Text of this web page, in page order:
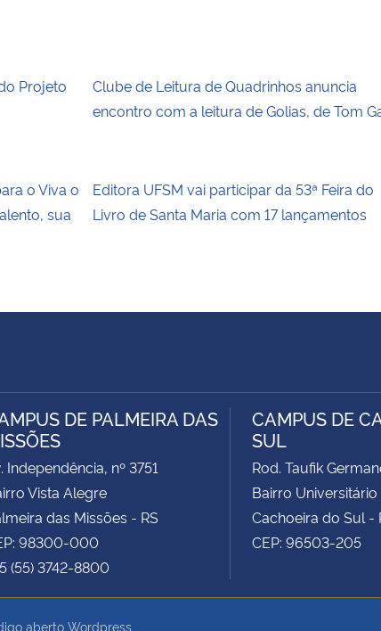
Projeto
Clube de Leitura de Quadrinhos anuncia
encontro com a leitura de Golias, de Tom
o Viva o
sua
Editora UFSM vai participar da 53ª Feira do
Livro de Santa Maria com 17 lançamentos
DE PALMEIRA DAS
Independência, nº 3751
Vista Alegre
das Missões - RS
98300-000
(55) 3742-8800
CAMPUS DE
SUL
Rod. Taufik
Bairro Universitário
Cachoeira do Sul -
CEP: 96503-205
aberto Wordpress